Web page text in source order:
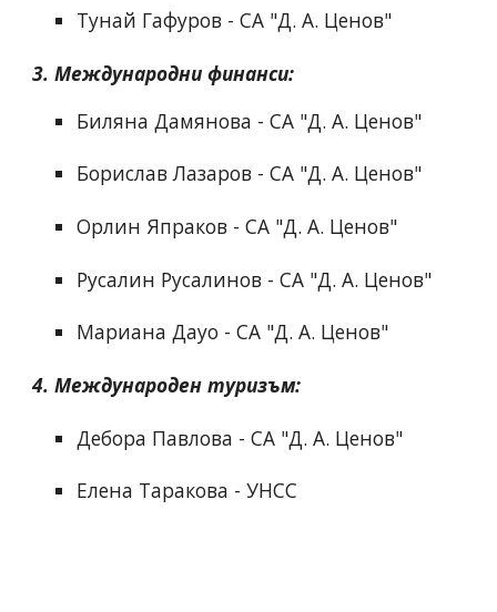
Тунай Гафуров - СА "Д. А. Ценов"
3. Международни финанси:
Биляна Дамянова - СА "Д. А. Ценов"
Борислав Лазаров - СА "Д. А. Ценов"
Орлин Япраков - СА "Д. А. Ценов"
Русалин Русалинов - СА "Д. А. Ценов"
Мариана Дауо - СА "Д. А. Ценов"
4. Международен туризъм:
Дебора Павлова - СА "Д. А. Ценов"
Елена Таракова - УНСС